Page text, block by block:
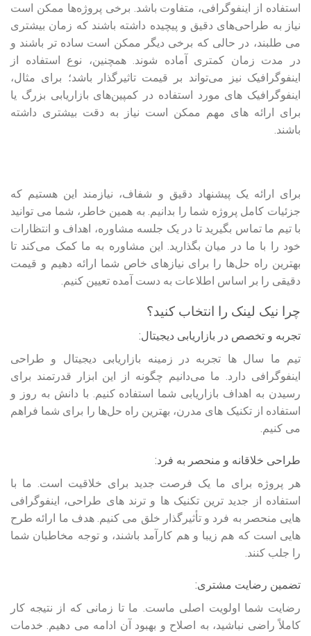
استفاده از اینفوگرافی، متفاوت باشد. برخی پروژه‌ها ممکن است
نیاز به طراحی‌های دقیق و پیچیده داشته باشند که زمان بیشتری
می‌ طلبند، در حالی که برخی دیگر ممکن است ساده‌ تر باشند و
در مدت زمان کمتری آماده شوند. همچنین، نوع استفاده از
اینفوگرافیک نیز می‌تواند بر قیمت تاثیرگذار باشد؛ برای مثال،
اینفوگرافیک‌ های مورد استفاده در کمپین‌های بازاریابی بزرگ یا
برای ارائه‌ های مهم ممکن است نیاز به دقت بیشتری داشته
باشند.
برای ارائه یک پیشنهاد دقیق و شفاف، نیازمند این هستیم که
جزئیات کامل پروژه شما را بدانیم. به همین خاطر، شما می‌ توانید
با تیم ما تماس بگیرید تا در یک جلسه مشاوره، اهداف و انتظارات
خود را با ما در میان بگذارید. این مشاوره به ما کمک می‌کند تا
بهترین راه‌ حل‌ها را برای نیازهای خاص شما ارائه دهیم و قیمت
دقیقی را بر اساس اطلاعات به‌ دست‌ آمده تعیین کنیم.
چرا نیک لینک را انتخاب کنید؟
تجربه و تخصص در بازاریابی دیجیتال:
تیم ما سال‌ ها تجربه در زمینه بازاریابی دیجیتال و طراحی
اینفوگرافی دارد. ما می‌دانیم چگونه از این ابزار قدرتمند برای
رسیدن به اهداف بازاریابی شما استفاده کنیم. با دانش به‌ روز و
استفاده از تکنیک‌ های مدرن، بهترین راه‌ حل‌ها را برای شما فراهم
می‌ کنیم.
طراحی خلاقانه و منحصر به فرد:
هر پروژه برای ما یک فرصت جدید برای خلاقیت است. ما با
استفاده از جدید ترین تکنیک‌ ها و ترند های طراحی، اینفوگرافی
هایی منحصر به فرد و تأثیرگذار خلق می‌ کنیم. هدف ما ارائه طرح‌
هایی است که هم زیبا و هم کارآمد باشند، و توجه مخاطبان شما
را جلب کنند.
تضمین رضایت مشتری:
رضایت شما اولویت اصلی ماست. ما تا زمانی که از نتیجه کار
کاملاً راضی نباشید، به اصلاح و بهبود آن ادامه می‌ دهیم. خدمات